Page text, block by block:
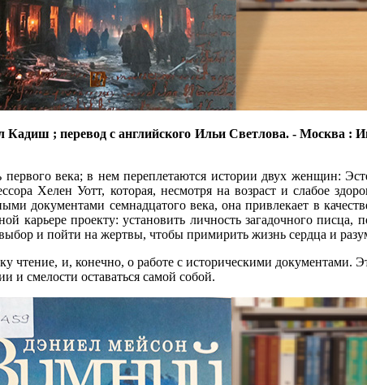
; перевод с английского Ильи Светлова. - Москва :
века; в нем переплетаются истории двух женщин:
Хелен Уотт, которая, несмотря на возраст и слабое
документами семнадцатого века, она привлекает в
карьере проекту: установить личность загадочного
и пойти на жертвы, чтобы примирить жизнь сердца и
чтение, и, конечно, о работе с историческими
смелости оставаться самой собой.